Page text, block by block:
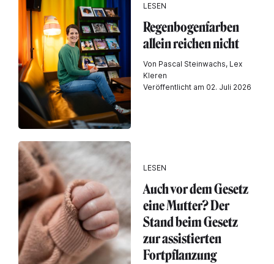
LESEN
Regenbogenfarben
allein reichen nicht
Von Pascal Steinwachs, Lex
Kleren
Veröffentlicht am 02. Juli 2026
LESEN
Auch vor dem Gesetz
eine Mutter? Der
Stand beim Gesetz
zur assistierten
Fortpflanzung